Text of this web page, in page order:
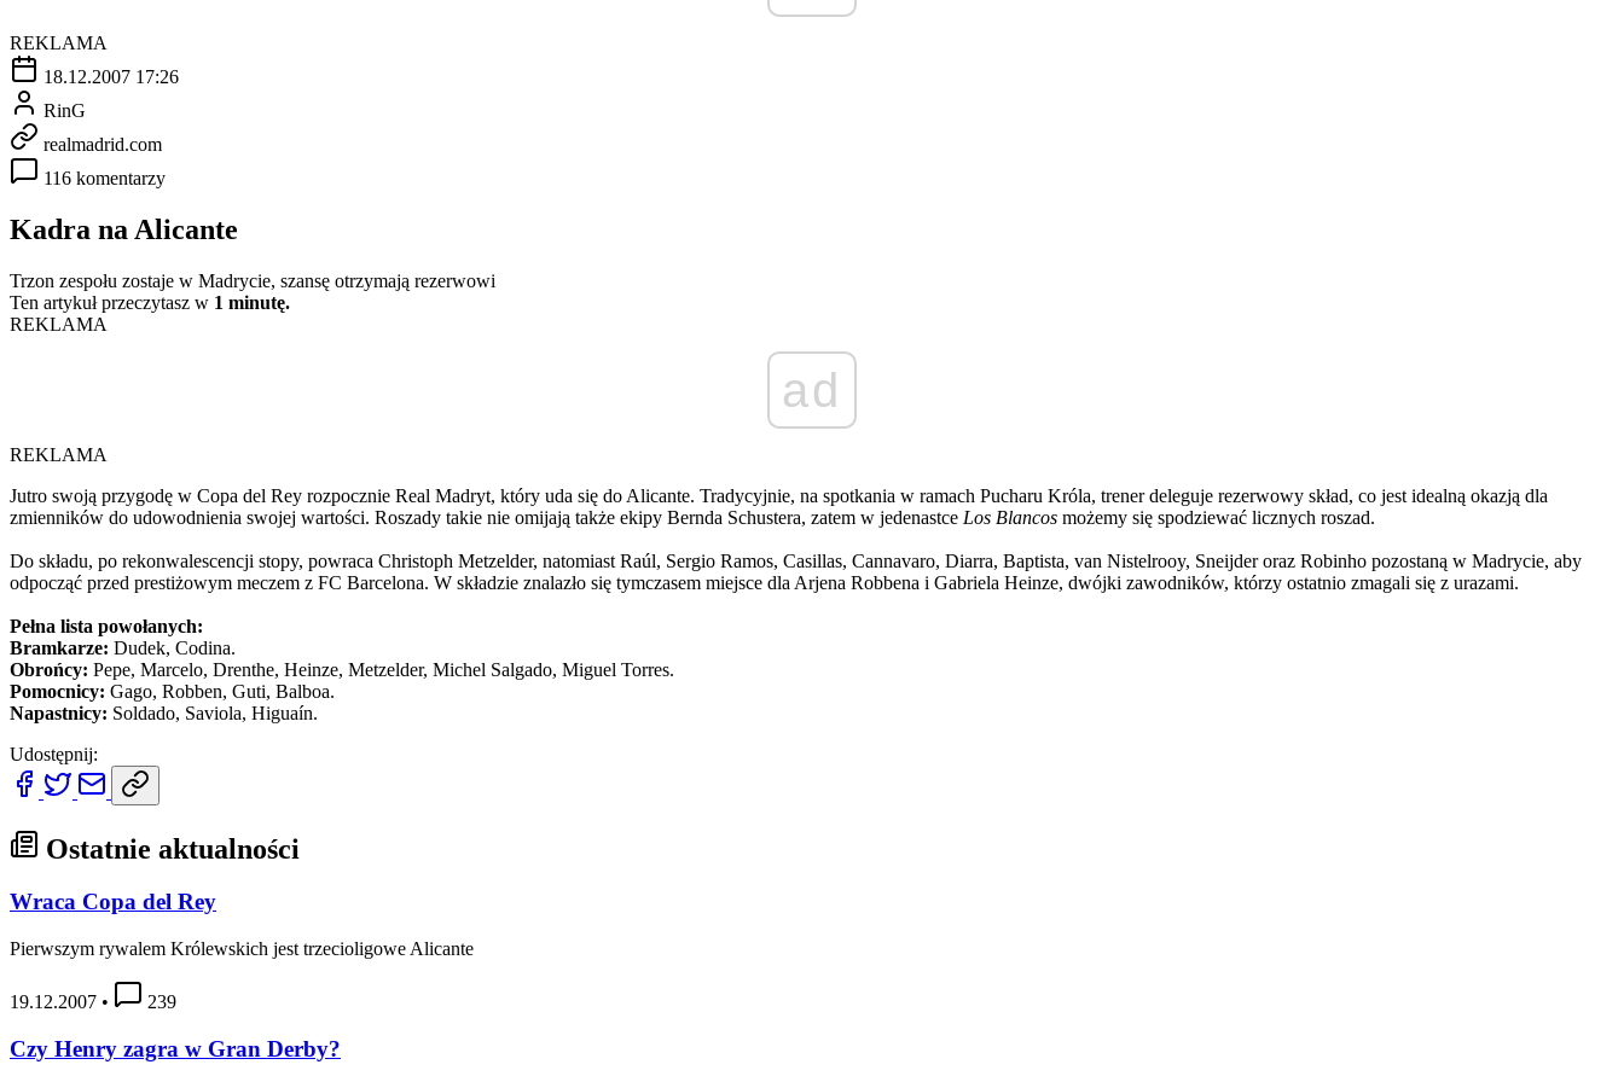
REKLAMA
18.12.2007 17:26
RinG
realmadrid.com
116 komentarzy
Kadra na Alicante
Trzon zespołu zostaje w Madrycie, szansę otrzymają rezerwowi
Ten artykuł przeczytasz w 1 minutę.
REKLAMA
ad
REKLAMA
Jutro swoją przygodę w Copa del Rey rozpocznie Real Madryt, który uda się do Alicante. Tradycyjnie, na spotkania w ramach Pucharu Króla, trener deleguje rezerwowy skład, co jest idealną okazją dla
zmienników do udowodnienia swojej wartości. Roszady takie nie omijają także ekipy Bernda Schustera, zatem w jedenastce Los Blancos możemy się spodziewać licznych roszad.
Do składu, po rekonwalescencji stopy, powraca Christoph Metzelder, natomiast Raúl, Sergio Ramos, Casillas, Cannavaro, Diarra, Baptista, van Nistelrooy, Sneijder oraz Robinho pozostaną w Madrycie, aby
odpocząć przed prestiżowym meczem z FC Barcelona. W składzie znalazło się tymczasem miejsce dla Arjena Robbena i Gabriela Heinze, dwójki zawodników, którzy ostatnio zmagali się z urazami.
Pełna lista powołanych:
Bramkarze: Dudek, Codina.
Obrońcy: Pepe, Marcelo, Drenthe, Heinze, Metzelder, Michel Salgado, Miguel Torres.
Pomocnicy: Gago, Robben, Guti, Balboa.
Napastnicy: Soldado, Saviola, Higuaín.
Udostępnij:
Ostatnie aktualności
Wraca Copa del Rey
Pierwszym rywalem Królewskich jest trzecioligowe Alicante
19.12.2007 • 239
Czy Henry zagra w Gran Derby?